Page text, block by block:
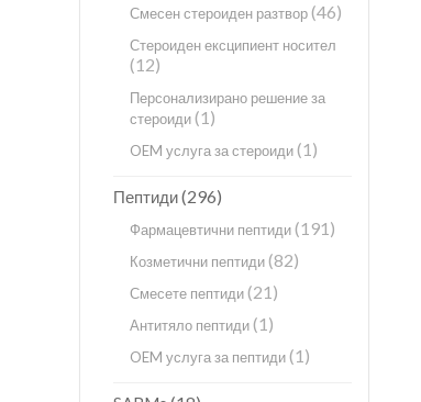
Смесен стероиден разтвор(46)
Стероиден ексципиент носител
(12)
Персонализирано решение за
стероиди(1)
OEM услуга за стероиди(1)
Пептиди(296)
Фармацевтични пептиди(191)
Козметични пептиди(82)
Смесете пептиди(21)
Антитяло пептиди(1)
OEM услуга за пептиди(1)